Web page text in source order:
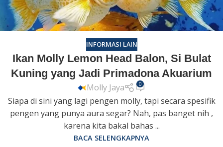
INFORMASI LAIN
Ikan Molly Lemon Head Balon, Si Bulat
Kuning yang Jadi Primadona Akuarium
Molly Jaya 0
Siapa di sini yang lagi pengen molly, tapi secara spesifik
pengen yang punya aura segar? Nah, pas banget nih ,
karena kita bakal bahas ...
BACA SELENGKAPNYA